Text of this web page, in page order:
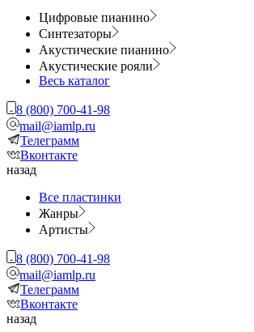
Цифровые пианино
Синтезаторы
Акустические пианино
Акустические рояли
Весь каталог
8 (800) 700-41-98
mail@iamlp.ru
Телеграмм
Вконтакте
назад
Все пластинки
Жанры
Артисты
8 (800) 700-41-98
mail@iamlp.ru
Телеграмм
Вконтакте
назад